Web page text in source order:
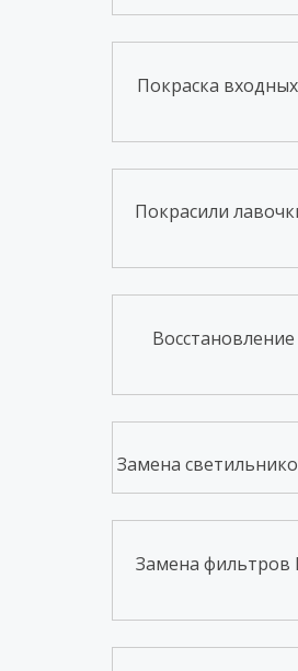
Покраска
Покрасили
Замена
Замена фильтров